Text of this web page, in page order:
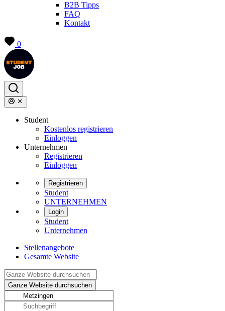
B2B Tipps
FAQ
Kontakt
0
Student
Kostenlos registrieren
Einloggen
Unternehmen
Registrieren
Einloggen
Registrieren
Student
UNTERNEHMEN
Login
Student
Unternehmen
Stellenangebote
Gesamte Website